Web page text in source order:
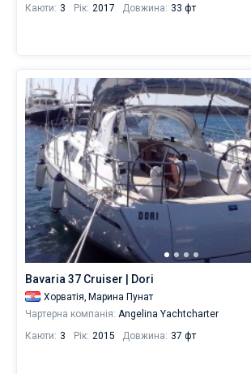
Каюти: 3 Рік: 2017 Довжина: 33 фт
Bavaria 37 Cruiser | Dori
Хорватія, Марина Пунат
Чартерна компанія: Angelina Yachtcharter
Каюти: 3 Рік: 2015 Довжина: 37 фт